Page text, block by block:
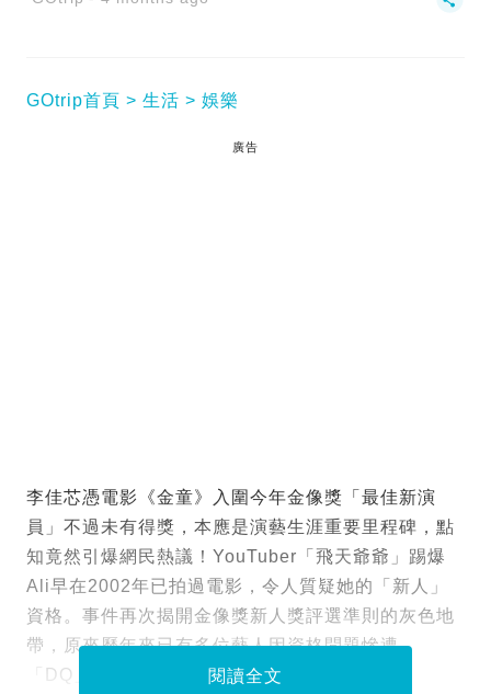
GOtrip首頁 生活 娛樂
廣告
李佳芯憑電影《金童》入圍今年金像獎「最佳新演
員」不過未有得獎，本應是演藝生涯重要里程碑，點
知竟然引爆網民熱議！YouTuber「飛天爺爺」踢爆
Ali早在2002年已拍過電影，令人質疑她的「新人」
資格。事件再次揭開金像獎新人獎評選準則的灰色地
帶，原來歷年來已有多位藝人因資格問題慘遭
「DQ」，成為影壇熱話！閱讀全文